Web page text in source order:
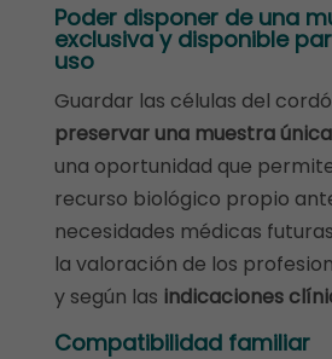
Poder disponer de una
exclusiva y disponible
uso
Guardar las células del
preservar una muestra
una oportunidad que
recurso biológico propio
necesidades médicas
la valoración de los
y según las indicaciones
Compatibilidad familiar